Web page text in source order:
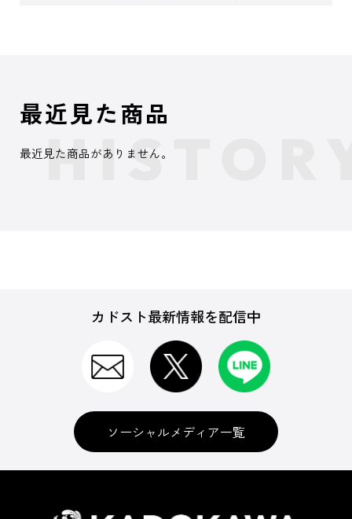
最近見た商品
最近見た商品がありません。
カドスト最新情報を配信中
ソーシャルメディア一覧